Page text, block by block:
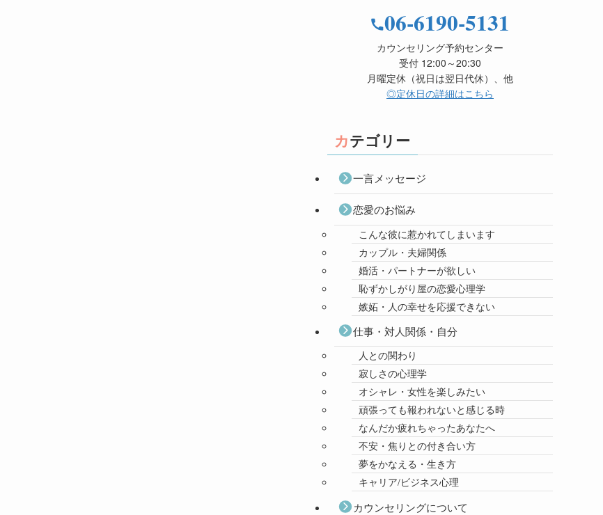
06-6190-5131
カウンセリング予約センター
受付 12:00～20:30
月曜定休（祝日は翌日代休）、他
◎定休日の詳細はこちら
カテゴリー
一言メッセージ
恋愛のお悩み
こんな彼に惹かれてしまいます
カップル・夫婦関係
婚活・パートナーが欲しい
恥ずかしがり屋の恋愛心理学
嫉妬・人の幸せを応援できない
仕事・対人関係・自分
人との関わり
寂しさの心理学
オシャレ・女性を楽しみたい
頑張っても報われないと感じる時
なんだか疲れちゃったあなたへ
不安・焦りとの付き合い方
夢をかなえる・生き方
キャリア/ビジネス心理
カウンセリングについて